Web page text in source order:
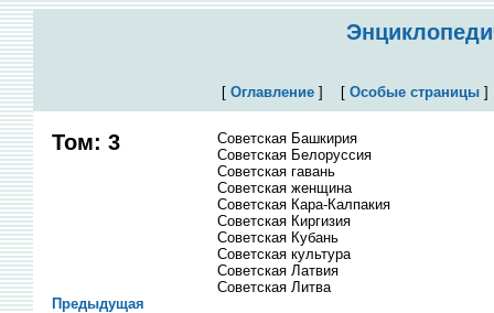
[ Оглавление] [ Особые страницы
Том: 3
Советская Башкирия
Советская Белоруссия
Советская гавань
Советская женщина
Советская Кара-Калпакия
Советская Киргизия
Советская Кубань
Советская культура
Советская Латвия
Советская Литва
Предыдущая